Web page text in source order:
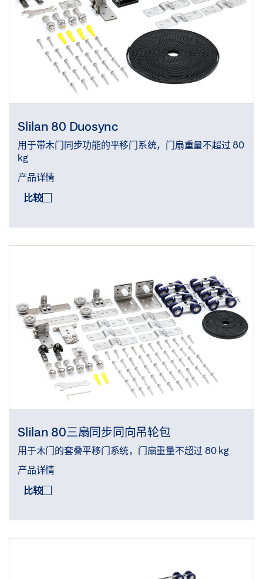
Slilan 80 Duosync
用于带木门同步功能的平移门系统，门扇重量不超过 80
kg
产品详情
比较
Slilan 80三扇同步同向吊轮包
用于木门的套叠平移门系统，门扇重量不超过 80 kg
产品详情
比较